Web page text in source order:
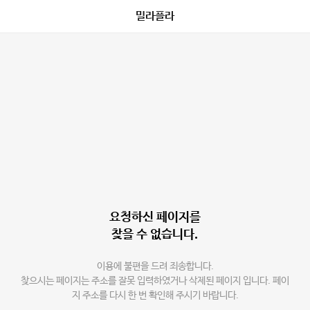
밀라플라
요청하신 페이지를
찾을 수 없습니다.
이용에 불편을 드려 죄송합니다.
찾으시는 페이지는 주소를 잘못 입력하였거나 삭제된 페이지 입니다. 페이
지 주소를 다시 한 번 확인해 주시기 바랍니다.